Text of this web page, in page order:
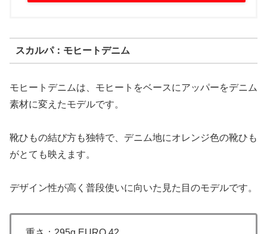
スカルパ：モヒートデニム
モヒートデニムは、モヒートをベースにアッパーをデニム
素材に変えたモデルです。
靴ひもの結び方も独特で、デニム地にオレンジ色の靴ひも
がとても映えます。
デザイン性が高く普段使いに向いた見た目のモデルです。